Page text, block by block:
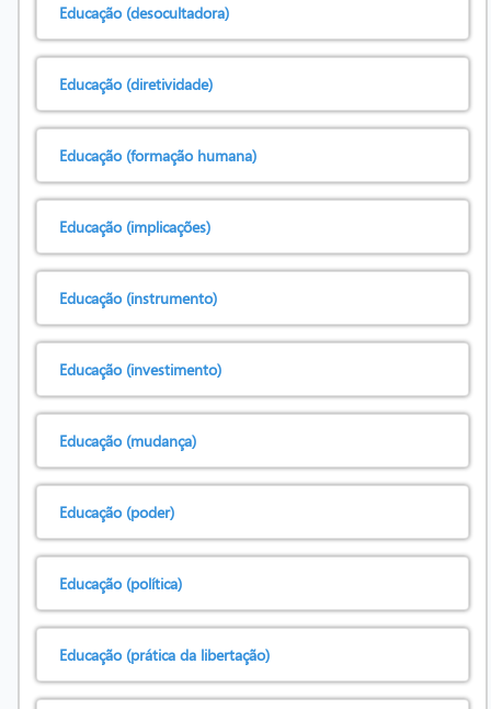
Educação (desocultadora)
Educação (diretividade)
Educação (formação humana)
Educação (implicações)
Educação (instrumento)
Educação (investimento)
Educação (mudança)
Educação (poder)
Educação (política)
Educação (prática da libertação)